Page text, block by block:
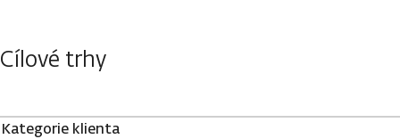
Cílové trhy
Kategorie klienta